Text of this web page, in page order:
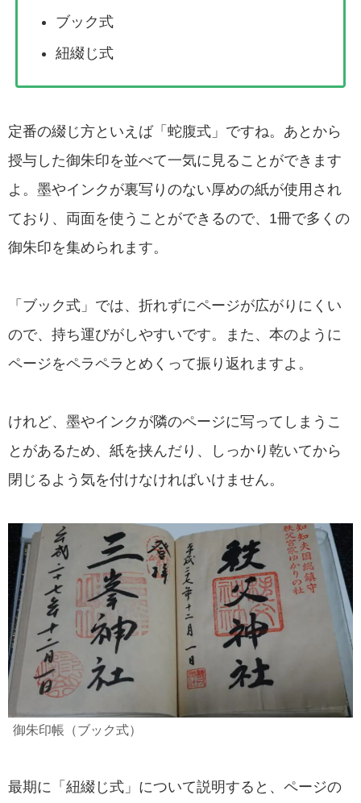
ブック式
紐綴じ式
定番の綴じ方といえば「蛇腹式」ですね。あとから
授与した御朱印を並べて一気に見ることができます
よ。墨やインクが裏写りのない厚めの紙が使用され
ており、両面を使うことができるので、1冊で多くの
御朱印を集められます。
「ブック式」では、折れずにページが広がりにくい
ので、持ち運びがしやすいです。また、本のように
ページをペラペラとめくって振り返れますよ。
けれど、墨やインクが隣のページに写ってしまうこ
とがあるため、紙を挟んだり、しっかり乾いてから
閉じるよう気を付けなければいけません。
御朱印帳（ブック式）
最期に「紐綴じ式」について説明すると、ページの